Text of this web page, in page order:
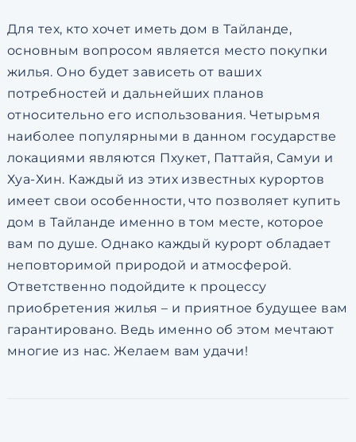
Для тех, кто хочет иметь дом в Тайланде,
основным вопросом является место покупки
жилья. Оно будет зависеть от ваших
потребностей и дальнейших планов
относительно его использования. Четырьмя
наиболее популярными в данном государстве
локациями являются Пхукет, Паттайя, Самуи и
Хуа-Хин. Каждый из этих известных курортов
имеет свои особенности, что позволяет купить
дом в Тайланде именно в том месте, которое
вам по душе. Однако каждый курорт обладает
неповторимой природой и атмосферой.
Ответственно подойдите к процессу
приобретения жилья – и приятное будущее вам
гарантировано. Ведь именно об этом мечтают
многие из нас. Желаем вам удачи!